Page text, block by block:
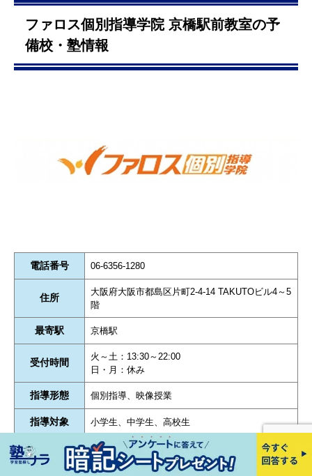
ファロス個別指導学院 京橋駅前教室の予
備校・塾情報
電話番号 06-6356-1280
住所
大阪府大阪市都島区片町2-4-14 TAKUTOビル4～5
階
最寄駅 京橋駅
受付時間
火～土：13:30～22:00
日・月：休み
指導形態 個別指導、映像授業
指導対象 小学生、中学生、高校生
コース 中学受験、高校受験、大学受験